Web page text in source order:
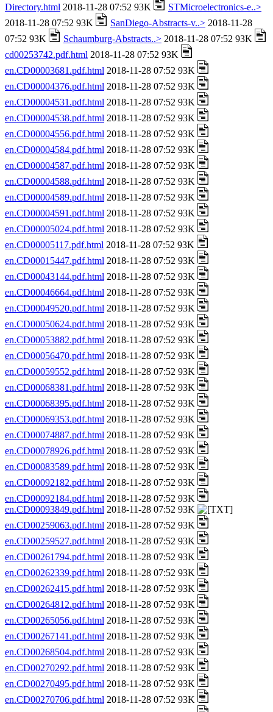
Directory.html 2018-11-28 07:52 93K
STMicroelectronics-e..>
2018-11-28 07:52 93K
SanDiego-Abstracts-v..> 2018-11-28
07:52 93K
Schaumburg-Abstracts..> 2018-11-28 07:52 93K
cd00253742.pdf.html 2018-11-28 07:52 93K
en.CD00003681.pdf.html 2018-11-28 07:52 93K
en.CD00004376.pdf.html 2018-11-28 07:52 93K
en.CD00004531.pdf.html 2018-11-28 07:52 93K
en.CD00004538.pdf.html 2018-11-28 07:52 93K
en.CD00004556.pdf.html 2018-11-28 07:52 93K
en.CD00004584.pdf.html 2018-11-28 07:52 93K
en.CD00004587.pdf.html 2018-11-28 07:52 93K
en.CD00004588.pdf.html 2018-11-28 07:52 93K
en.CD00004589.pdf.html 2018-11-28 07:52 93K
en.CD00004591.pdf.html 2018-11-28 07:52 93K
en.CD00005024.pdf.html 2018-11-28 07:52 93K
en.CD00005117.pdf.html 2018-11-28 07:52 93K
en.CD00015447.pdf.html 2018-11-28 07:52 93K
en.CD00043144.pdf.html 2018-11-28 07:52 93K
en.CD00046664.pdf.html 2018-11-28 07:52 93K
en.CD00049520.pdf.html 2018-11-28 07:52 93K
en.CD00050624.pdf.html 2018-11-28 07:52 93K
en.CD00053882.pdf.html 2018-11-28 07:52 93K
en.CD00056470.pdf.html 2018-11-28 07:52 93K
en.CD00059552.pdf.html 2018-11-28 07:52 93K
en.CD00068381.pdf.html 2018-11-28 07:52 93K
en.CD00068395.pdf.html 2018-11-28 07:52 93K
en.CD00069353.pdf.html 2018-11-28 07:52 93K
en.CD00074887.pdf.html 2018-11-28 07:52 93K
en.CD00078926.pdf.html 2018-11-28 07:52 93K
en.CD00083589.pdf.html 2018-11-28 07:52 93K
en.CD00092182.pdf.html 2018-11-28 07:52 93K
en.CD00092184.pdf.html 2018-11-28 07:52 93K
en.CD00093849.pdf.html 2018-11-28 07:52 93K
en.CD00259063.pdf.html 2018-11-28 07:52 93K
en.CD00259527.pdf.html 2018-11-28 07:52 93K
en.CD00261794.pdf.html 2018-11-28 07:52 93K
en.CD00262339.pdf.html 2018-11-28 07:52 93K
en.CD00262415.pdf.html 2018-11-28 07:52 93K
en.CD00264812.pdf.html 2018-11-28 07:52 93K
en.CD00265056.pdf.html 2018-11-28 07:52 93K
en.CD00267141.pdf.html 2018-11-28 07:52 93K
en.CD00268504.pdf.html 2018-11-28 07:52 93K
en.CD00270292.pdf.html 2018-11-28 07:52 93K
en.CD00270495.pdf.html 2018-11-28 07:52 93K
en.CD00270706.pdf.html 2018-11-28 07:52 93K